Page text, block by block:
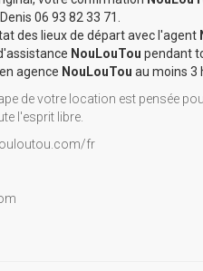
06 93 82 33 71.
des lieux de départ avec l'agent
NouLouTou pendant
agence NouLouTou au moins 3
de votre location est pensée
l'esprit libre.
fr